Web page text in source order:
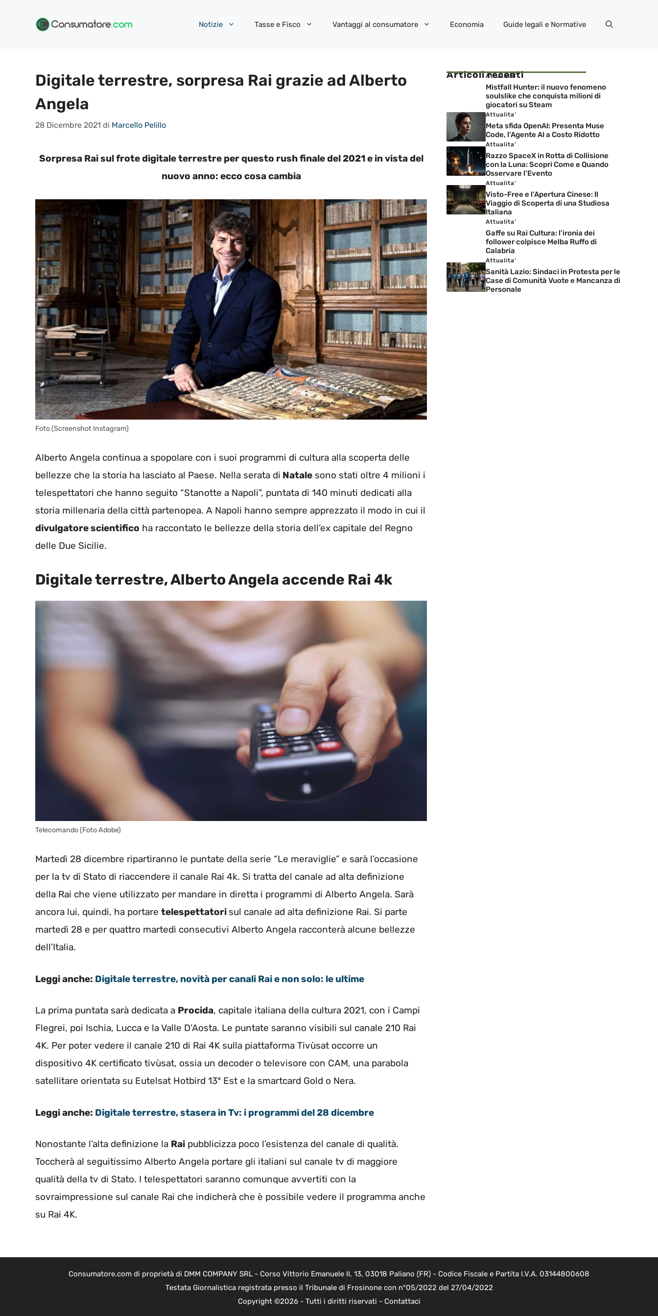
Notizie Tasse e Fisco Vantaggi al consumatore Economia Guide legali e Normative
Digitale terrestre, sorpresa Rai grazie ad Alberto
Angela
28 Dicembre 2021 di Marcello Pelillo
Sorpresa Rai sul frote digitale terrestre per questo rush finale del 2021 e in vista del
nuovo anno: ecco cosa cambia
Foto (Screenshot Instagram)
Alberto Angela continua a spopolare con i suoi programmi di cultura alla scoperta delle
bellezze che la storia ha lasciato al Paese. Nella serata di Natale sono stati oltre 4 milioni i
telespettatori che hanno seguito “Stanotte a Napoli”, puntata di 140 minuti dedicati alla
storia millenaria della città partenopea. A Napoli hanno sempre apprezzato il modo in cui il
divulgatore scientifico ha raccontato le bellezze della storia dell’ex capitale del Regno
delle Due Sicilie.
Digitale terrestre, Alberto Angela accende Rai 4k
Telecomando (Foto Adobe)
Martedì 28 dicembre ripartiranno le puntate della serie “Le meraviglie” e sarà l’occasione
per la tv di Stato di riaccendere il canale Rai 4k. Si tratta del canale ad alta definizione
della Rai che viene utilizzato per mandare in diretta i programmi di Alberto Angela. Sarà
ancora lui, quindi, ha portare telespettatori sul canale ad alta definizione Rai. Si parte
martedì 28 e per quattro martedì consecutivi Alberto Angela racconterà alcune bellezze
dell’Italia.
Leggi anche: Digitale terrestre, novità per canali Rai e non solo: le ultime
La prima puntata sarà dedicata a Procida, capitale italiana della cultura 2021, con i Campi
Flegrei, poi Ischia, Lucca e la Valle D’Aosta. Le puntate saranno visibili sul canale 210 Rai
4K. Per poter vedere il canale 210 di Rai 4K sulla piattaforma Tivùsat occorre un
dispositivo 4K certificato tivùsat, ossia un decoder o televisore con CAM, una parabola
satellitare orientata su Eutelsat Hotbird 13° Est e la smartcard Gold o Nera.
Leggi anche: Digitale terrestre, stasera in Tv: i programmi del 28 dicembre
Nonostante l’alta definizione la Rai pubblicizza poco l’esistenza del canale di qualità.
Toccherà al seguitissimo Alberto Angela portare gli italiani sul canale tv di maggiore
qualità della tv di Stato. I telespettatori saranno comunque avvertiti con la
sovraimpressione sul canale Rai che indicherà che è possibile vedere il programma anche
su Rai 4K.
Articoli recenti
Attualita'
Mistfall Hunter: il nuovo fenomeno
soulslike che conquista milioni di
giocatori su Steam
Attualita'
Meta sfida OpenAI: Presenta Muse
Code, l’Agente AI a Costo Ridotto
Attualita'
Razzo SpaceX in Rotta di Collisione
con la Luna: Scopri Come e Quando
Osservare l’Evento
Attualita'
Visto-Free e l’Apertura Cinese: Il
Viaggio di Scoperta di una Studiosa
Italiana
Attualita'
Gaffe su Rai Cultura: l’ironia dei
follower colpisce Melba Ruffo di
Calabria
Attualita'
Sanità Lazio: Sindaci in Protesta per le
Case di Comunità Vuote e Mancanza di
Personale
Consumatore.com di proprietà di DMM COMPANY SRL - Corso Vittorio Emanuele II, 13, 03018 Paliano (FR) - Codice Fiscale e Partita I.V.A. 03144800608
Testata Giornalistica registrata presso il Tribunale di Frosinone con n°05/2022 del 27/04/2022
Copyright ©2026 - Tutti i diritti riservati - Contattaci